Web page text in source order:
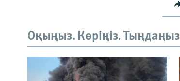
Оқыңыз. Көріңіз. Тыңдаңыз